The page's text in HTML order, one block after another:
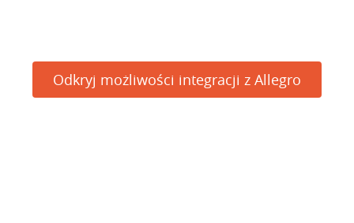
Odkryj możliwości integracji z Allegro